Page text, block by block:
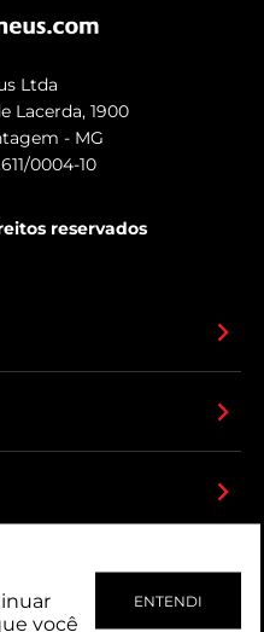
você
ENTENDI
Ltda
Lacerda, 1900
- MG
0004-10
reservados